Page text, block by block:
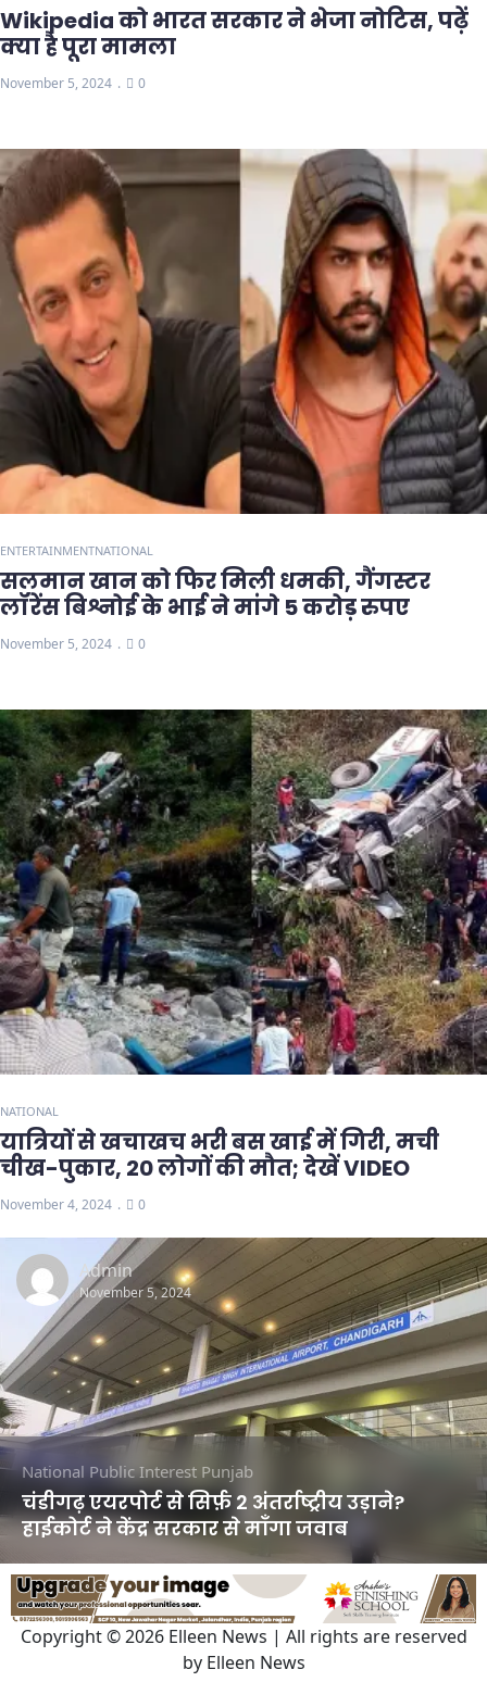
Wikipedia को भारत सरकार ने भेजा नोटिस, पढ़ें
क्या है पूरा मामला
November 5, 2024 0
ENTERTAINMENTNATIONAL
सलमान खान को फिर मिली धमकी, गैंगस्टर
लॉरेंस बिश्नोई के भाई ने मांगे 5 करोड़ रुपए
November 5, 2024 0
NATIONAL
यात्रियों से खचाखच भरी बस खाई में गिरी, मची
चीख-पुकार, 20 लोगों की मौत; देखें VIDEO
November 4, 2024 0
Admin
November 5, 2024
National Public Interest Punjab
चंडीगढ़ एयरपोर्ट से सिर्फ़ 2 अंतर्राष्ट्रीय उड़ाने?
हाईकोर्ट ने केंद्र सरकार से माँगा जवाब
Copyright © 2026 Elleen News | All rights are reserved
by Elleen News